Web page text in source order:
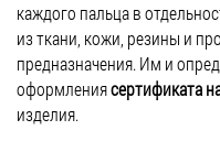
каждого пальца в
из ткани, кожи, резины и
предназначения. Им и
оформлениясертификата
изделия.